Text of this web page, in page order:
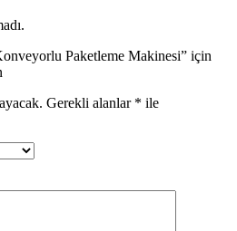
Paketleme Makinesi” için
Gerekli alanlar * ile